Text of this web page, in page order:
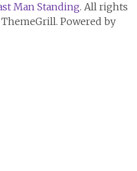
Man Standing. All rights
Powered by